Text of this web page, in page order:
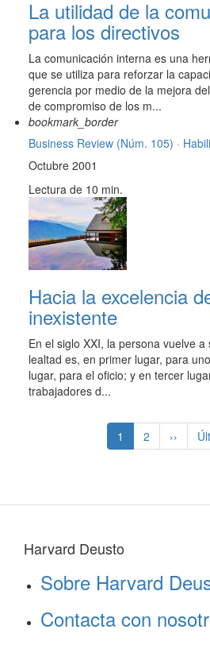
La utilidad de la
para los directivos
La comunicación interna es una
que se utiliza para reforzar la
gerencia por medio de la mejora
de compromiso de los m...
bookmark_border
Business Review (Núm. 105) ·
Octubre 2001
Lectura de 10 min.
Hacia la excelencia
inexistente
En el siglo XXI, la persona vuelve
lealtad es, en primer lugar, para
lugar, para el oficio; y en tercer
trabajadores d...
Página
actual
1 Page
2
página
››
Harvard Deusto
Sobre Harvard
Contacta con